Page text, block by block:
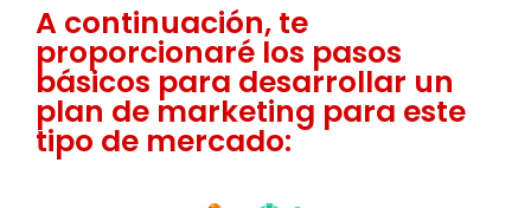
A continuación, te
proporcionaré los pasos
básicos para desarrollar un
plan de marketing para este
tipo de mercado: